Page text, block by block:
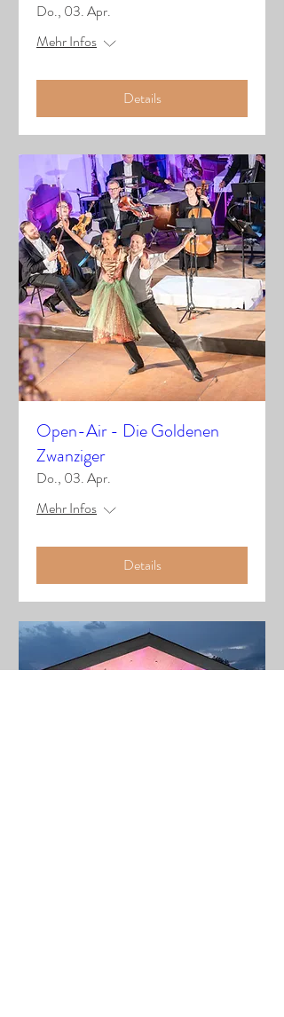
Do., 03. Apr.
Mehr Infos
Details
Open-Air - Die Goldenen
Zwanziger
Do., 03. Apr.
Mehr Infos
Details